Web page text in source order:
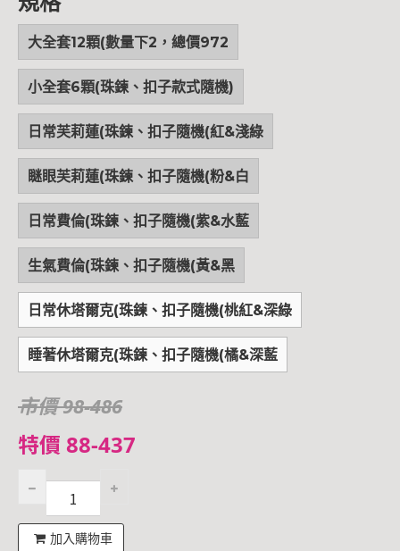
大全套12顆(數量下2，總價972
小全套6顆(珠鍊、扣子款式隨機)
日常芙莉蓮(珠鍊、扣子隨機(紅&淺綠
瞇眼芙莉蓮(珠鍊、扣子隨機(粉&白
日常費倫(珠鍊、扣子隨機(紫&水藍
生氣費倫(珠鍊、扣子隨機(黃&黑
日常休塔爾克(珠鍊、扣子隨機(桃紅&深綠
睡著休塔爾克(珠鍊、扣子隨機(橘&深藍
市價 98-486
特價 88-437
加入購物車